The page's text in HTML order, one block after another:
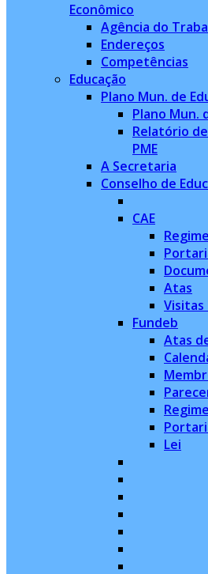
Econômico
Agência do
Endereços
Competências
Educação
Plano Mun. de
Plano Mun.
Relatório
PME
A Secretaria
Conselho de
CAE
Atas
Visitas
Fundeb
Atas
Lei